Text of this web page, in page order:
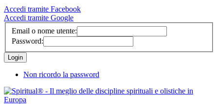
Accedi tramite Facebook
Accedi tramite Google
Email o nome utente:
Password:
Non ricordo la password